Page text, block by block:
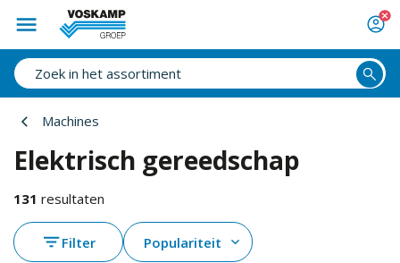
Machines
Elektrisch gereedschap
131 resultaten
Filter Populariteit